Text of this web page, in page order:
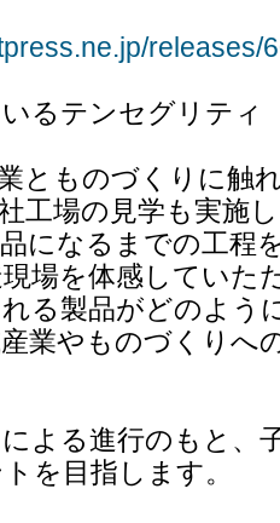
releases/
るテンセグリティ
とものづくりに触
工場の見学も実施
になるまでの工程
場を体感していた
る製品がどのよう
業やものづくりへ
よる進行のもと、
を目指します。